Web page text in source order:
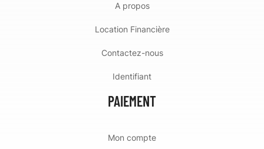
A propos
Location Financière
Contactez-nous
Identifiant
PAIEMENT
Mon compte